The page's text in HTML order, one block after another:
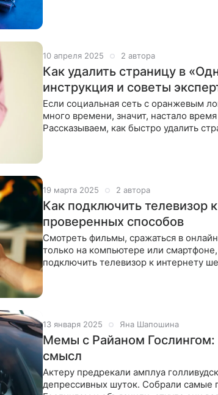
10 апреля 2025 2 автора
Как удалить страницу в
инструкция и советы
Если социальная сеть с оранжевым
много времени, значит, настало время
Рассказываем, как быстро удалить
19 марта 2025 2 автора
Как подключить телевизор
проверенных способов
Смотреть фильмы, сражаться в
только на компьютере или
подключить телевизор к интернету
13 января 2025 Яна Шапошина
Мемы c Райаном Гослингом:
смысл
Актеру предрекали амплуа
депрессивных шуток. Собрали